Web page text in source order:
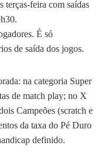
terças-feira com saídas
É só
de saída dos jogos.
na categoria Super
de match play; no X
Campeões (scratch e
da taxa do Pé Duro
definido.